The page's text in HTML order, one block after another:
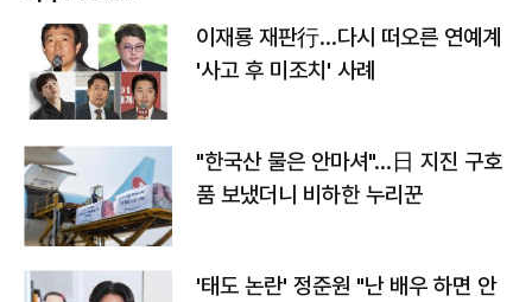
이재룡 재판行…다시 떠오른 연예계
'사고 후 미조치' 사례
"한국산 물은 안마셔"…日 지진 구호
품 보냈더니 비하한 누리꾼
'태도 논란' 정준원 "난 배우 하면 안